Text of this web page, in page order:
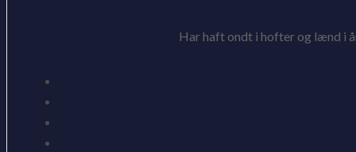
Har haft ondt i hofter og lænd i